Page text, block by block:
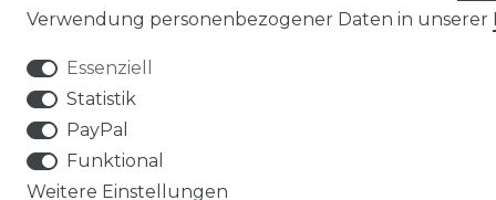
Verwendung personenbezogener Daten in unserer
Essenziell
Statistik
PayPal
Funktional
Weitere Einstellungen